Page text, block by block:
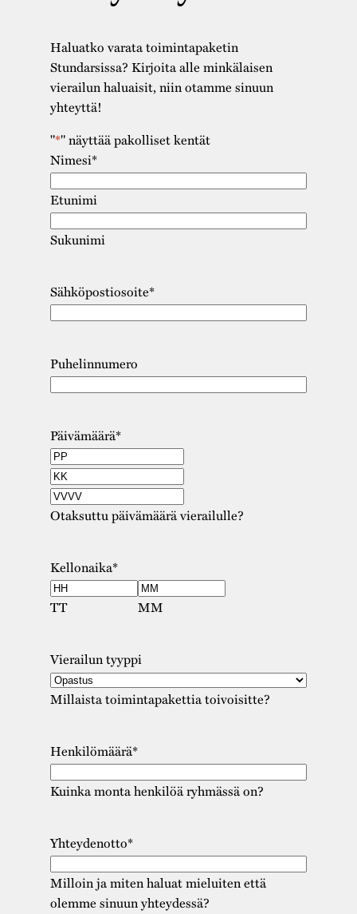
Haluatko varata toimintapaketin
Stundarsissa? Kirjoita alle minkälaisen
vierailun haluaisit, niin otamme sinuun
yhteyttä!
"*" näyttää pakolliset kentät
Nimesi*
Etunimi
Sukunimi
Sähköpostiosoite*
Puhelinnumero
Päivämäärä*
Otaksuttu päivämäärä vierailulle?
Kellonaika*
TT
MM
Vierailun tyyppi
Millaista toimintapakettia toivoisitte?
Henkilömäärä*
Kuinka monta henkilöä ryhmässä on?
Yhteydenotto*
Milloin ja miten haluat mieluiten että
olemme sinuun yhteydessä?